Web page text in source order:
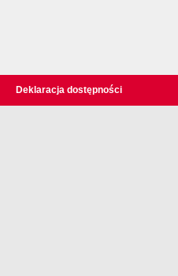
Deklaracja dostępności